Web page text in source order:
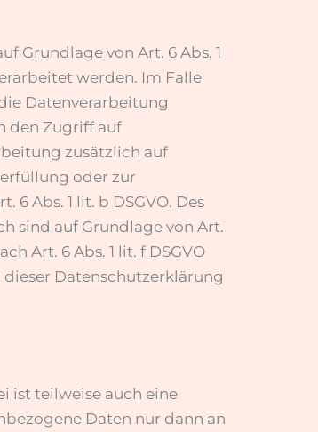
Grundlage von Art. 6 Abs. 1
werden. Im Falle
Datenverarbeitung
den Zugriff auf
zusätzlich auf
oder zur
Abs. 1 lit. b DSGVO. Des
sind auf Grundlage von Art.
Art. 6 Abs. 1 lit. f DSGVO
Datenschutzerklärung
ist teilweise auch eine
Daten nur dann an